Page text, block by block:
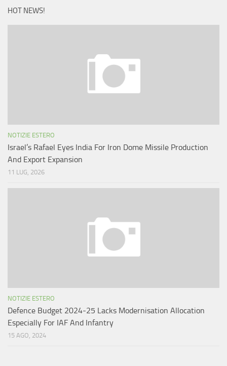
HOT NEWS!
NOTIZIE ESTERO
Israel’s Rafael Eyes India For Iron Dome Missile Production
And Export Expansion
11 LUG, 2026
NOTIZIE ESTERO
Defence Budget 2024-25 Lacks Modernisation Allocation
Especially For IAF And Infantry
15 AGO, 2024